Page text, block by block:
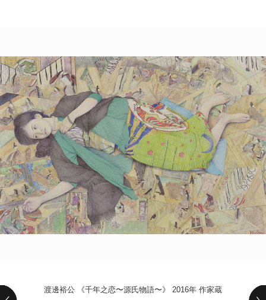
POLICY COMPANY
渡邊裕公 《千年之恋〜源氏物語〜》 2016年 作家蔵